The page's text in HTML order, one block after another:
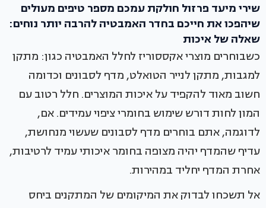
שירי מיעד פרזול חולקת עמכם מספר טיפים מעולים
שיהפכו את חייכם בחדר האמבטיה להרבה יותר נוחים:
שאלה של איכות
כשבוחרים מוצרי אקססוריז לחלל האמבטיה כגון: מתקן
למגבות, מתקן לנייר הטואלט, מדף לסבונים וכדומה
חשוב מאוד להקפיד על איכות המוצרים. חלל רטוב עם
המון לחות דורש שימוש בחומרי ציפוי עמידים. אם,
לדוגמה, אתם בוחרים מדף לסבונים שעשוי מנחושת,
עדיף שהמדף יהיה מצופה בחומר איכותי עמיד לרטיבות,
אחרת המדף יחליד במהירות.
אל תשכחו לבדוק את המיקומים של המתקנים ביחס